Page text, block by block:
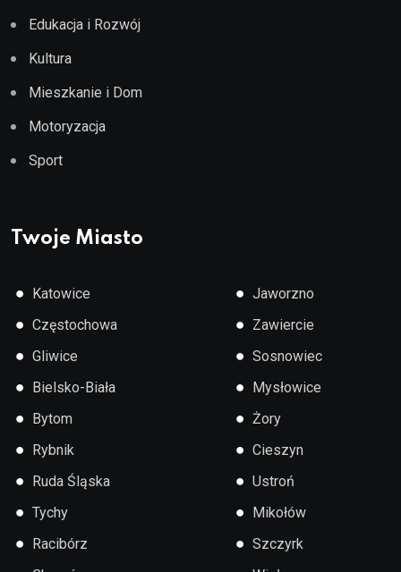
Edukacja i Rozwój
Kultura
Mieszkanie i Dom
Motoryzacja
Sport
Twoje Miasto
● Katowice
● Częstochowa
● Gliwice
● Bielsko-Biała
● Bytom
● Rybnik
● Ruda Śląska
● Tychy
● Racibórz
● Jaworzno
● Zawiercie
● Sosnowiec
● Mysłowice
● Żory
● Cieszyn
● Ustroń
● Mikołów
● Szczyrk